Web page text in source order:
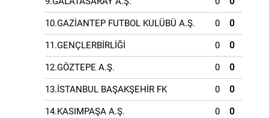
10.GAZİANTEP FUTBOL KULÜBÜ A.Ş. 0 0
11.GENÇLERBİRLİĞİ 0 0
12.GÖZTEPE A.Ş. 0 0
13.İSTANBUL BAŞAKŞEHİR FK 0 0
14.KASIMPAŞA A.Ş. 0 0